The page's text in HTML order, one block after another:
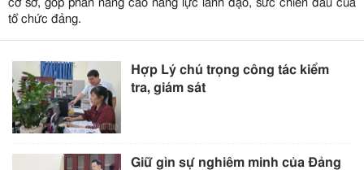
cơ sở, góp phần nâng cao năng lực lãnh đạo, sức chiến đấu của
tổ chức đảng.
Hợp Lý chú trọng công tác kiểm
tra, giám sát
Giữ gìn sự nghiêm minh của Đảng